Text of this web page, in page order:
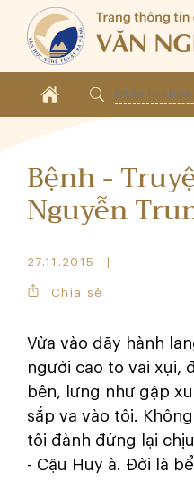
Bệnh -
Nguyễn
27.11.2015
Chia sẻ
Vừa vào dãy hành
người cao to vai xụi,
bên, lưng như gập
sắp va vào tôi.
tôi đành đứng lại
- Cậu Huy à. Đời là